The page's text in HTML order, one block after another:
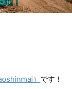
） です！